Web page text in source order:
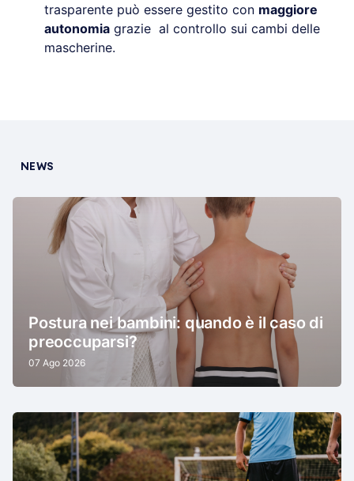
trasparente può essere gestito con maggiore
autonomia grazie al controllo sui cambi delle
mascherine.
NEWS
Postura nei bambini: quando è il caso di
preoccuparsi?
07 Ago 2026